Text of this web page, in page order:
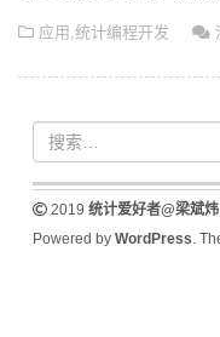
应用 ,统计编程开发
2019 统计爱好者@梁斌炜
Powered by WordPress.